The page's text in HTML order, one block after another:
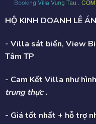
HỘ KINH DOANH LÊ
- Villa sát biển, View
Tâm TP
- Cam Kết Villa như
trung thực .
- Giá tốt nhất + hỗ trợ